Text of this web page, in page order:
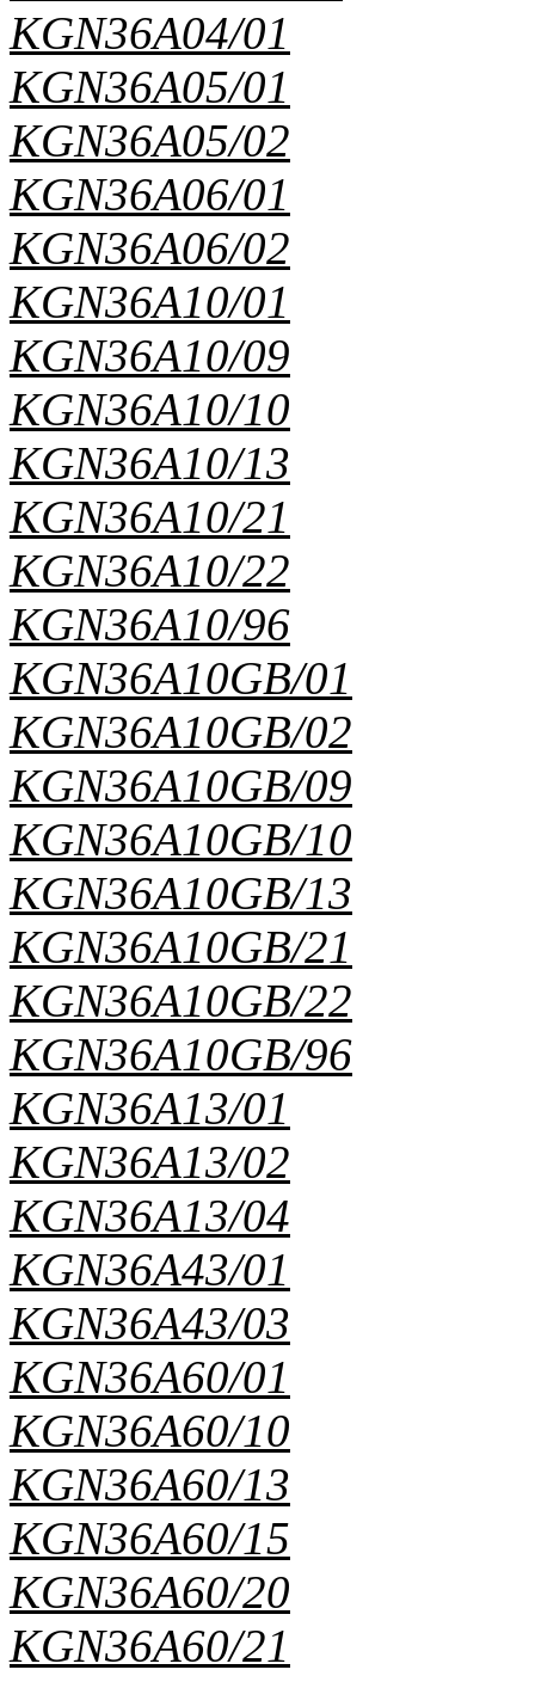
KGN36A04/01
KGN36A05/01
KGN36A05/02
KGN36A06/01
KGN36A06/02
KGN36A10/01
KGN36A10/09
KGN36A10/10
KGN36A10/13
KGN36A10/21
KGN36A10/22
KGN36A10/96
KGN36A10GB/01
KGN36A10GB/02
KGN36A10GB/09
KGN36A10GB/10
KGN36A10GB/13
KGN36A10GB/21
KGN36A10GB/22
KGN36A10GB/96
KGN36A13/01
KGN36A13/02
KGN36A13/04
KGN36A43/01
KGN36A43/03
KGN36A60/01
KGN36A60/10
KGN36A60/13
KGN36A60/15
KGN36A60/20
KGN36A60/21